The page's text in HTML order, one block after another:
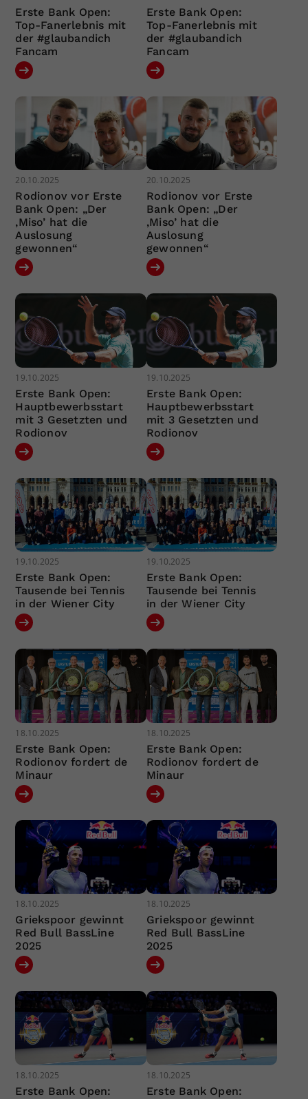
Erste Bank Open:
Top-Fanerlebnis mit
der #glaubandich
Fancam
Erste Bank Open:
Top-Fanerlebnis mit
der #glaubandich
Fancam
20.10.2025
Rodionov vor Erste
Bank Open: „Der
‚Miso’ hat die
Auslosung
gewonnen“
20.10.2025
Rodionov vor Erste
Bank Open: „Der
‚Miso’ hat die
Auslosung
gewonnen“
19.10.2025
Erste Bank Open:
Hauptbewerbsstart
mit 3 Gesetzten und
Rodionov
19.10.2025
Erste Bank Open:
Hauptbewerbsstart
mit 3 Gesetzten und
Rodionov
19.10.2025
Erste Bank Open:
Tausende bei Tennis
in der Wiener City
19.10.2025
Erste Bank Open:
Tausende bei Tennis
in der Wiener City
18.10.2025
Erste Bank Open:
Rodionov fordert de
Minaur
18.10.2025
Erste Bank Open:
Rodionov fordert de
Minaur
18.10.2025
Griekspoor gewinnt
Red Bull BassLine
2025
18.10.2025
Griekspoor gewinnt
Red Bull BassLine
2025
18.10.2025
Erste Bank Open:
18.10.2025
Erste Bank Open: